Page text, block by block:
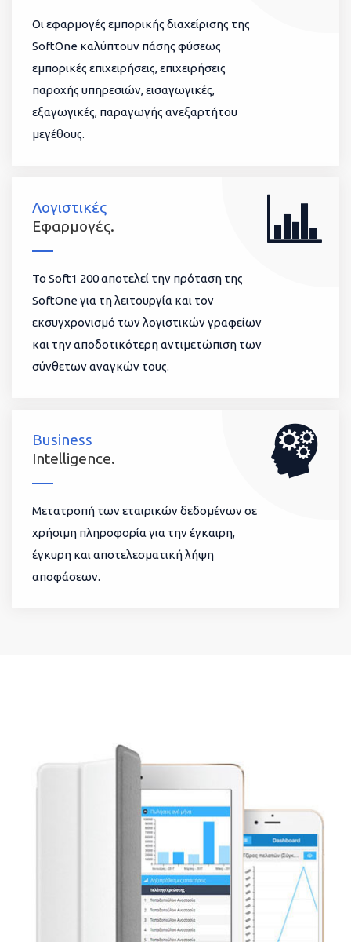
Οι εφαρμογές εμπορικής διαχείρισης της
SoftOne καλύπτουν πάσης φύσεως
εμπορικές επιχειρήσεις, επιχειρήσεις
παροχής υπηρεσιών, εισαγωγικές,
εξαγωγικές, παραγωγής ανεξαρτήτου
μεγέθους.
Λογιστικές
Εφαρμογές.
To Soft1 200 αποτελεί την πρόταση της
SoftOne για τη λειτουργία και τον
εκσυγχρονισμό των λογιστικών γραφείων
και την αποδοτικότερη αντιμετώπιση των
σύνθετων αναγκών τους.
Business
Intelligence.
Μετατροπή των εταιρικών δεδομένων σε
χρήσιμη πληροφορία για την έγκαιρη,
έγκυρη και αποτελεσματική λήψη
αποφάσεων.